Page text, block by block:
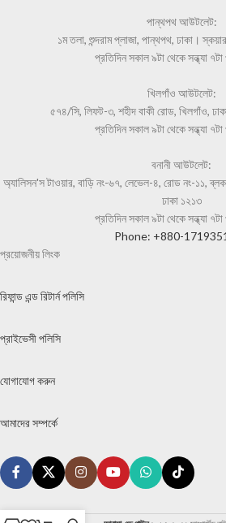
পান্থপথ আউটলেট:
১ম তলা, শুন্দরাম প্লাজা, পান্থপথ, ঢাকা।
প্রতিদিন সকাল ৯টা থেকে সন্ধ্যা
খিলগাঁও আউটলেট:
৫৭৪/সি, লিফট-৩, শহীদ বাকী রোড, খিলগাঁও,
প্রতিদিন সকাল ৯টা থেকে সন্ধ্যা
বনানী আউটলেট:
অ্যালিসন'স টাওয়ার, বাড়ি নং-৬৭, লেভেল-৪, রোড নং-১১,
ঢাকা ১২১৩
প্রতিদিন সকাল ৯টা থেকে সন্ধ্যা
Phone: +880-
প্রয়োজনীয় লিংক
রিফান্ড এন্ড রিটার্ন পলিসি
প্রাইভেসী পলিসি
যোগাযোগ করুন
আমাদের সম্পর্কে